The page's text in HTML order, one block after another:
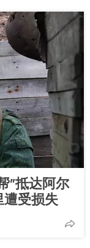
”抵达阿尔
遭受损失